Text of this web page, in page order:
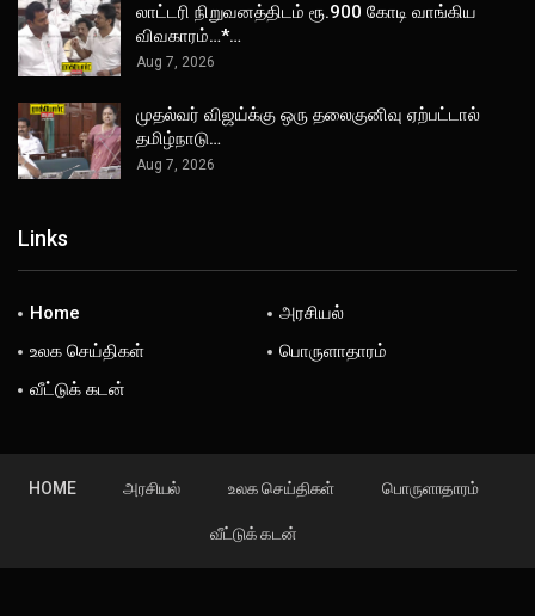
லாட்டரி நிறுவனத்திடம் ரூ.900 கோடி வாங்கிய
விவகாரம்…*…
Aug 7, 2026
முதல்வர் விஜய்க்கு ஒரு தலைகுனிவு ஏற்பட்டால்
தமிழ்நாடு…
Aug 7, 2026
Links
Home
அரசியல்
உலக செய்திகள்
பொருளாதாரம்
வீட்டுக் கடன்
HOME அரசியல் உலக செய்திகள் பொருளாதாரம்
வீட்டுக் கடன்